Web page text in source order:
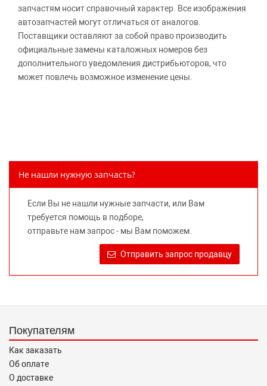
запчастям носит справочный характер. Все изображения
автозапчастей могут отличаться от аналогов.
Поставщики оставляют за собой право производить
официальные замены каталожных номеров без
дополнительного уведомления дистрибьюторов, что
может повлечь возможное изменение цены.
предлагаемых к продаже запасных частей для
правообладателей указанных товарных знаков.
Требование предоставлять покупателю необходимую и
достоверную информацию о товаре, предлагаемом к
продаже, обеспечивающую возможность их правильного
выбора возложено на продавца (изготовителя) Законом
«О защите прав потребителей».
Не нашли нужную запчасть?
Если Вы не нашли нужные запчасти, или Вам
требуется помощь в подборе,
отправьте нам запрос - мы Вам поможем.
Отправить запрос продавцу
Покупателям
Как заказать
Об оплате
О доставке